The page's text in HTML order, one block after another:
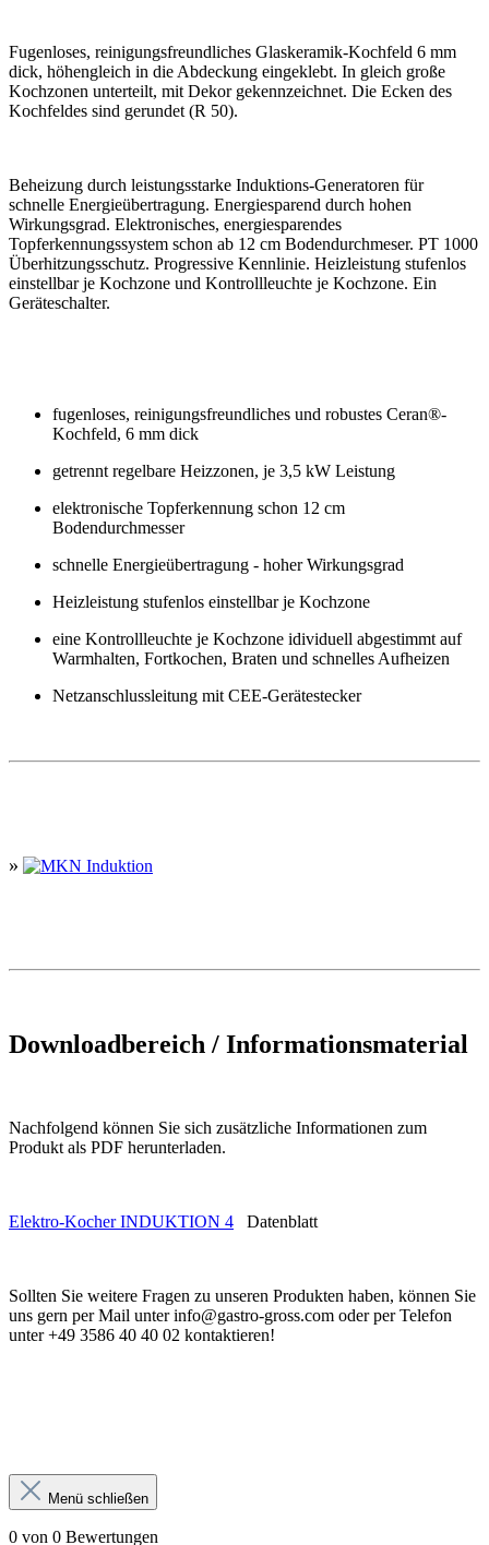
Fugenloses, reinigungsfreundliches Glaskeramik-Kochfeld 6 mm
dick, höhengleich in die Abdeckung eingeklebt. In gleich große
Kochzonen unterteilt, mit Dekor gekennzeichnet. Die Ecken des
Kochfeldes sind gerundet (R 50).
Beheizung durch leistungsstarke Induktions-Generatoren für
schnelle Energieübertragung. Energiesparend durch hohen
Wirkungsgrad. Elektronisches, energiesparendes
Topferkennungssystem schon ab 12 cm Bodendurchmeser. PT 1000
Überhitzungsschutz. Progressive Kennlinie. Heizleistung stufenlos
einstellbar je Kochzone und Kontrollleuchte je Kochzone. Ein
Geräteschalter.
fugenloses, reinigungsfreundliches und robustes Ceran®-
Kochfeld, 6 mm dick
getrennt regelbare Heizzonen, je 3,5 kW Leistung
elektronische Topferkennung schon 12 cm
Bodendurchmesser
schnelle Energieübertragung - hoher Wirkungsgrad
Heizleistung stufenlos einstellbar je Kochzone
eine Kontrollleuchte je Kochzone idividuell abgestimmt auf
Warmhalten, Fortkochen, Braten und schnelles Aufheizen
Netzanschlussleitung mit CEE-Gerätestecker
»
Downloadbereich / Informationsmaterial
Nachfolgend können Sie sich zusätzliche Informationen zum
Produkt als PDF herunterladen.
Elektro-Kocher INDUKTION 4 Datenblatt
Sollten Sie weitere Fragen zu unseren Produkten haben, können Sie
uns gern per Mail unter info@gastro-gross.com oder per Telefon
unter +49 3586 40 40 02 kontaktieren!
Menü schließen
0 von 0 Bewertungen